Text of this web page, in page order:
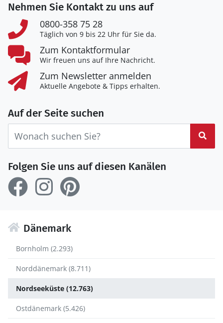
Nehmen Sie Kontakt zu uns auf
0800-358 75 28
Täglich von 9 bis 22 Uhr für Sie da.
Zum Kontaktformular
Wir freuen uns auf Ihre Nachricht.
Zum Newsletter anmelden
Aktuelle Angebote & Tipps erhalten.
Auf der Seite suchen
Folgen Sie uns auf diesen Kanälen
Dänemark
Bornholm (2.293)
Norddänemark (8.711)
Nordseeküste (12.763)
Ostdänemark (5.426)